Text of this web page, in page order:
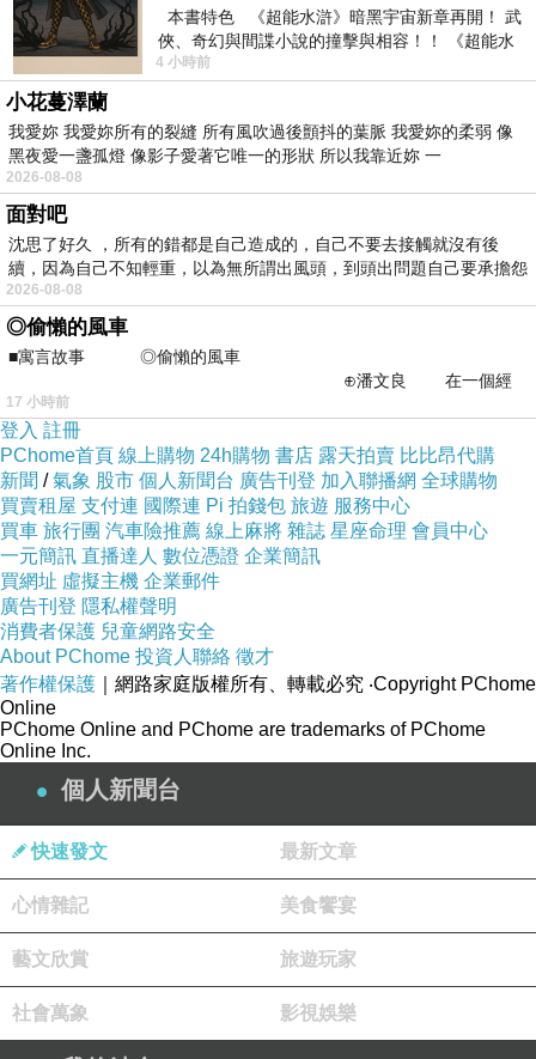
而且在網路上購買，品質有保障又有七天鑑賞期，
不滿意可以退貨也不用擔心買貴!
你一定要來看看【原子小金剛】20吋亮面PC登機箱
(彩色)~~
我是在這裡買的，多比較不吃虧唷!!:
商品訊息
品號：1966196
日本漫畫大師手塚治虫的原作
隨身登機 不需拖運
箱體印上各種原子小金剛繪圖
旅行中最受注目的焦點
本書特色 《超能水滸》暗黑宇宙新章再開！ 武
俠、奇幻與間諜小說的撞擊與相容！！ 《超能水
滸》系列第四部
4 小時前
小花蔓澤蘭
我愛妳 我愛妳所有的裂縫 所有風吹過後顫抖的葉脈 我愛妳的柔弱 像
黑夜愛一盞孤燈 像影子愛著它唯一的形狀 所以我靠近妳 一
2026-08-08
面對吧
沈思了好久 ，所有的錯都是自己造成的，自己不要去接觸就沒有後
續，因為自己不知輕重，以為無所謂出風頭，到頭出問題自己要承擔怨
不
2026-08-08
◎偷懶的風車
■寓言故事 ◎偷懶的風車
⊕潘文良 在一個經
常颳風的山丘上—&m
17 小時前
登入 註冊
PChome首頁 線上購物 24h購物 書店 露天拍賣 比比昂代購
新聞 /氣象 股市 個人新聞台 廣告刊登 加入聯播網 全球購物
買賣租屋 支付連 國際連 Pi 拍錢包 旅遊 服務中心
買車 旅行團 汽車險推薦 線上麻將 雜誌 星座命理 會員中心
一元簡訊 直播達人 數位憑證 企業簡訊
買網址 虛擬主機 企業郵件
廣告刊登 隱私權聲明
消費者保護 兒童網路安全
About PChome 投資人聯絡 徵才
著作權保護 ｜網路家庭版權所有、轉載必究 ‧Copyright PChome
Online
PChome Online and PChome are trademarks of PChome
Online Inc.
個人新聞台
快速發文 最新文章
心情雜記 美食饗宴
藝文欣賞 旅遊玩家
社會萬象 影視娛樂